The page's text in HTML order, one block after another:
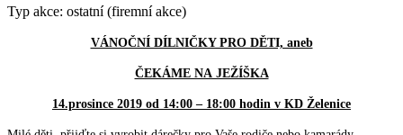
Typ akce: ostatní (firemní akce)
VÁNOČNÍ DÍLNIČKY PRO DĚTI, aneb
ČEKÁME NA JEŽÍŠKA
14.prosince 2019 od 14:00 – 18:00 hodin v KD Želenice